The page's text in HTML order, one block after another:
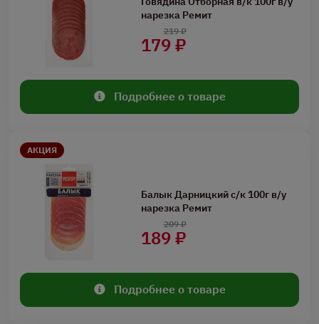
нарезка Ремит
179 ₽
219 ₽
Подробнее о товаре
АКЦИЯ
Балык Дарницкий с/к 100г в/у
нарезка Ремит
189 ₽
209 ₽
Подробнее о товаре